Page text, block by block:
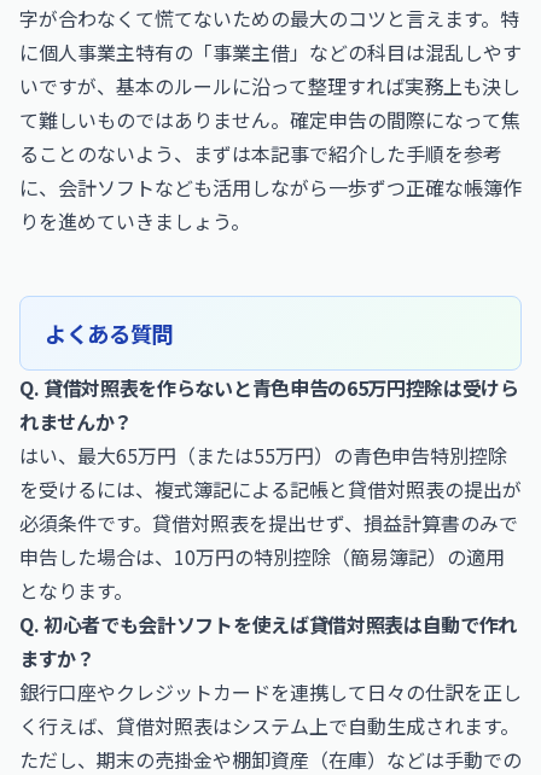
字が合わなくて慌てないための最大のコツと言えます。特
に個人事業主特有の「事業主借」などの科目は混乱しやす
いですが、基本のルールに沿って整理すれば実務上も決し
て難しいものではありません。確定申告の間際になって焦
ることのないよう、まずは本記事で紹介した手順を参考
に、会計ソフトなども活用しながら一歩ずつ正確な帳簿作
りを進めていきましょう。
よくある質問
Q. 貸借対照表を作らないと青色申告の65万円控除は受けら
れませんか？
はい、最大65万円（または55万円）の青色申告特別控除
を受けるには、複式簿記による記帳と貸借対照表の提出が
必須条件です。貸借対照表を提出せず、損益計算書のみで
申告した場合は、10万円の特別控除（簡易簿記）の適用
となります。
Q. 初心者でも会計ソフトを使えば貸借対照表は自動で作れ
ますか？
銀行口座やクレジットカードを連携して日々の仕訳を正し
く行えば、貸借対照表はシステム上で自動生成されます。
ただし、期末の売掛金や棚卸資産（在庫）などは手動での